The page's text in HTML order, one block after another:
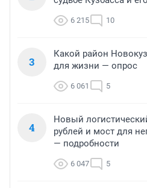
6 215 10
3
Какой район
для жизни — опрос
6 061 5
4
Новый
рублей и мост для
— подробности
6 047 5